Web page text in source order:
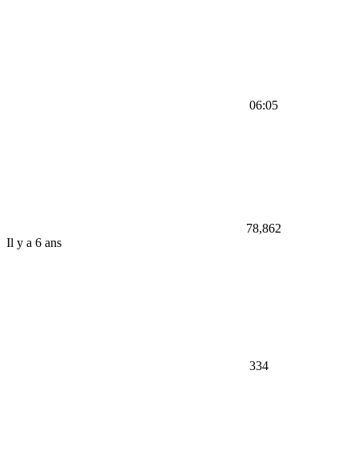
06:05
78,862
Il y a 6 ans
334